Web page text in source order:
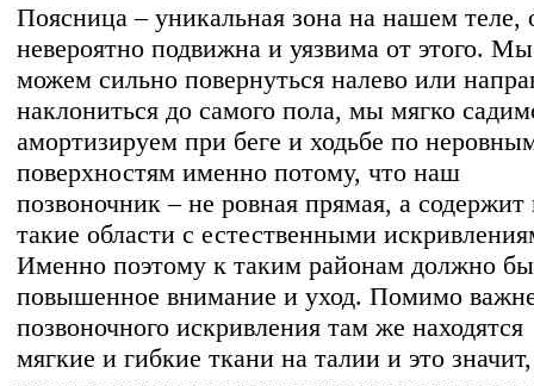
Поясница – уникальная зона на нашем теле,
невероятно подвижна и уязвима от этого. Мы
можем сильно повернуться налево или
наклониться до самого пола, мы мягко
амортизируем при беге и ходьбе по
поверхностям именно потому, что наш
позвоночник – не ровная прямая, а содержит
такие области с естественными
Именно поэтому к таким районам должно
повышенное внимание и уход. Помимо
позвоночного искривления там же находятся
мягкие и гибкие ткани на талии и это